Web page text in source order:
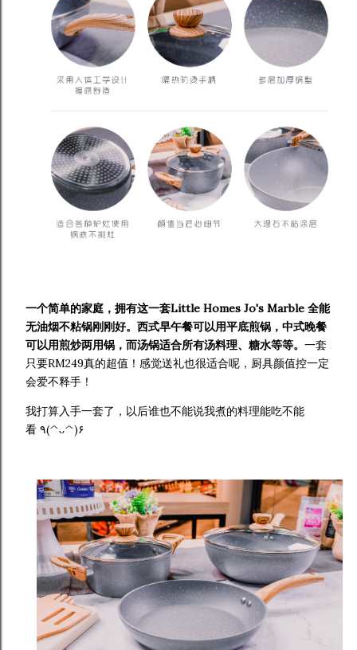
一个简单的家庭，拥有这一套Little Homes Jo's Marble 全能
无油烟不粘锅刚刚好。西式早午餐可以用平底煎锅，中式晚餐
可以用煎炒两用锅，而汤锅适合所有汤料理、糖水等等。 一套
只要RM249真的超值！感觉送礼也很适合呢，厨具颜值控一定
会爱不释手！
我打算入手一套了，以后谁也不能说我煮的料理能吃不能
看 ٩(^ᴗ^)۶